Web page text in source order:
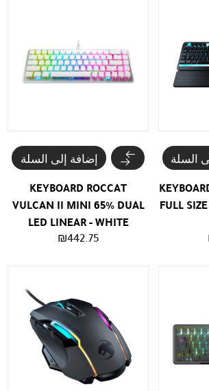
FULL
السلة
KEYBOARD ROCCAT
VULCAN II MINI 65% DUAL
LED LINEAR - WHITE
₪442.75
إضافة إلى السلة